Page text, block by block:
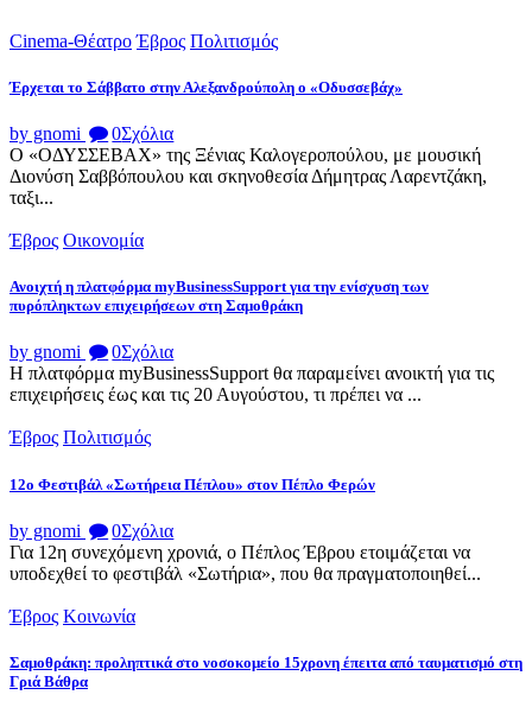
Cinema-Θέατρο Έβρος Πολιτισμός
Έρχεται το Σάββατο στην Αλεξανδρούπολη ο «Οδυσσεβάχ»
by gnomi 0Σχόλια
Ο «ΟΔΥΣΣΕΒΑΧ» της Ξένιας Καλογεροπούλου, με μουσική
Διονύση Σαββόπουλου και σκηνοθεσία Δήμητρας Λαρεντζάκη,
ταξι...
Έβρος Οικονομία
Ανοιχτή η πλατφόρμα myBusinessSupport για την ενίσχυση των
πυρόπληκτων επιχειρήσεων στη Σαμοθράκη
by gnomi 0Σχόλια
Η πλατφόρμα myBusinessSupport θα παραμείνει ανοικτή για τις
επιχειρήσεις έως και τις 20 Αυγούστου, τι πρέπει να ...
Έβρος Πολιτισμός
12ο Φεστιβάλ «Σωτήρεια Πέπλου» στον Πέπλο Φερών
by gnomi 0Σχόλια
Για 12η συνεχόμενη χρονιά, ο Πέπλος Έβρου ετοιμάζεται να
υποδεχθεί το φεστιβάλ «Σωτήρια», που θα πραγματοποιηθεί...
Έβρος Κοινωνία
Σαμοθράκη: προληπτικά στο νοσοκομείο 15χρονη έπειτα από ταυματισμό στη
Γριά Βάθρα